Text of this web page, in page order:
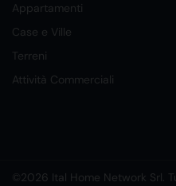
Appartamenti
Case e Ville
Terreni
Attività Commerciali
©2026 Ital Home Network Srl.